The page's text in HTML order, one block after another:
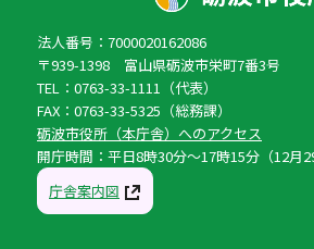
法人番号：7000020162086
〒939-1398 富山県砺波市栄町7番3号
TEL：0763-33-1111（代表）
FAX：0763-33-5325（総務課）
砺波市役所（本庁舎）へのアクセス
開庁時間：平日8時30分〜17時15分（12月
庁舎案内図